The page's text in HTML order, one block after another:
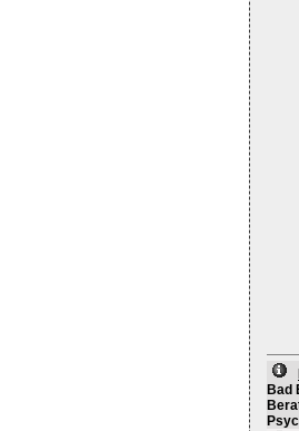
Bad